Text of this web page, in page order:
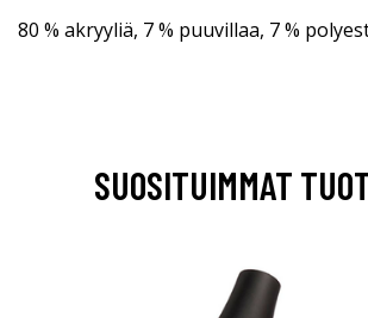
80 % akryyliä, 7 % puuvillaa, 7 %
SUOSITUIMMAT